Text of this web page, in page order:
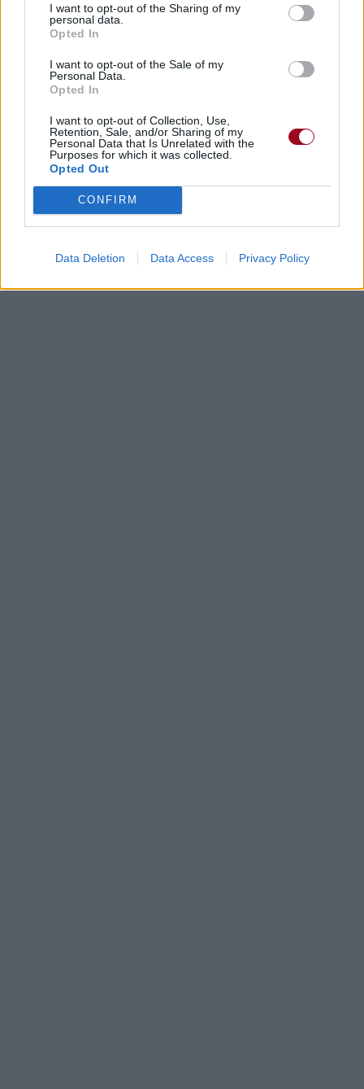
I want to opt-out of the Sharing of my
personal data.
Opted In
I want to opt-out of the Sale of my
Personal Data.
Opted In
I want to opt-out of Collection, Use,
Retention, Sale, and/or Sharing of my
Personal Data that Is Unrelated with the
Purposes for which it was collected.
Opted Out
CONFIRM
Data Deletion Data Access Privacy Policy